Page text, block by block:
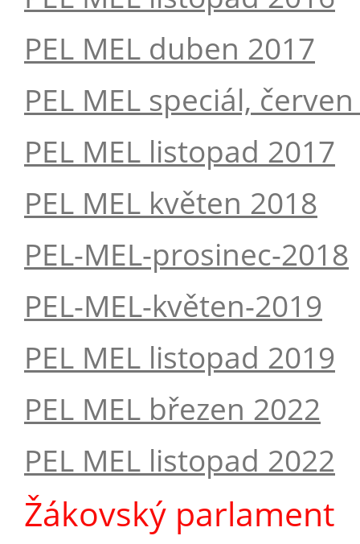
PEL MEL duben 2017
PEL MEL speciál,
PEL MEL listopad 2017
PEL MEL květen 2018
PEL-MEL-prosinec-2018
PEL-MEL-květen-2019
PEL MEL listopad 2019
PEL MEL březen 2022
PEL MEL listopad 2022
Žákovský parlament